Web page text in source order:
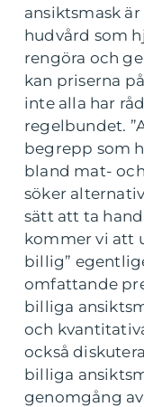
ansiktsmask
hudvård som
rengöra och
kan priserna
inte alla har
regelbundet.
begrepp som
bland mat-
söker
sätt att ta
kommer vi att
billig”
omfattande
billiga
och
också
billiga
genomgång